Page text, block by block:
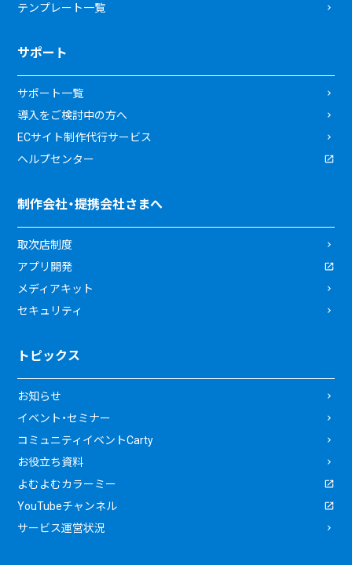
テンプレート一覧
サポート
サポート一覧
導入をご検討中の方へ
ECサイト制作代行サービス
ヘルプセンター
制作会社・提携会社さまへ
取次店制度
アプリ開発
メディアキット
セキュリティ
トピックス
お知らせ
イベント・セミナー
コミュニティイベントCarty
お役立ち資料
よむよむカラーミー
YouTubeチャンネル
サービス運営状況